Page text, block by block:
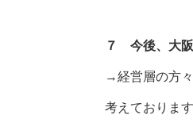
７ 今後、大阪
→経営層の方
考えております